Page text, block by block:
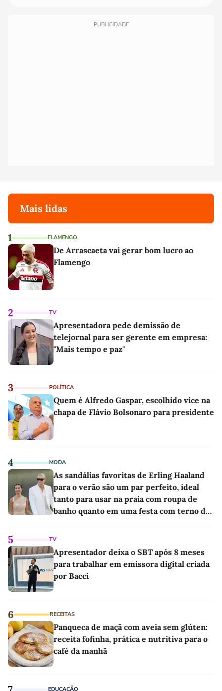
PUBLICIDADE
Mais lidas
1 FLAMENGO
De Arrascaeta vai gerar bom lucro ao
Flamengo
2 TV
Apresentadora pede demissão de
telejornal para ser gerente em empresa:
"Mais tempo e paz"
3 POLÍTICA
Quem é Alfredo Gaspar, escolhido vice na
chapa de Flávio Bolsonaro para presidente
4 MODA
As sandálias favoritas de Erling Haaland
para o verão são um par perfeito, ideal
tanto para usar na praia com roupa de
banho quanto em uma festa com terno de
5 TV
Apresentador deixa o SBT após 8 meses
para trabalhar em emissora digital criada
por Bacci
6 RECEITAS
Panqueca de maçã com aveia sem glúten:
receita fofinha, prática e nutritiva para o
café da manhã
EDUCAÇÃO